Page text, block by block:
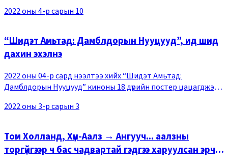
орон зайг дүрсэлсэн аймшгийн блокбастер
2022 оны 4-р сарын 10
“Шидэт Амьтад: Дамблдорын Нууцууд”, ид шид
дахин эхэлнэ
2022 оны 04-р сард нээлтээ хийх “Шидэт Амьтад:
Дамблдорын Нууцууд” киноны 18 дүрийн постер цацагджээ.
төлөөлөх ид шидтэнүүд гээд сонирхол ихээр та
2022 оны 3-р сарын 3
Том Холланд, Хүн-Аалз → Ангууч... аалзны
торгүйгээр ч бас чадвартай гэдгээ харуулсан эрч